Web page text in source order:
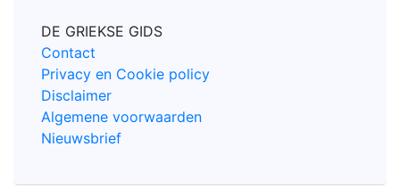
DE GRIEKSE GIDS
Contact
Privacy en Cookie policy
Disclaimer
Algemene voorwaarden
Nieuwsbrief